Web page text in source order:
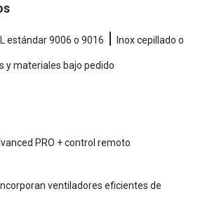
estándar 9006 o 9016 | Inox cepillado o
y materiales bajo pedido
PRO + control remoto
ventiladores eficientes de